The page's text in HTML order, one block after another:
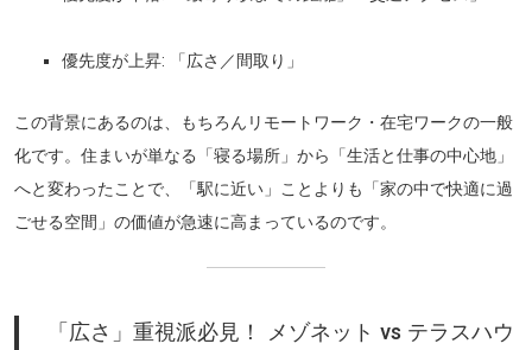
優先度が上昇: 「広さ／間取り」
この背景にあるのは、もちろん リモートワーク・在宅ワークの一般
化です。住まいが単なる「寝る場所」から「生活と仕事の中心地」
へと変わったことで、「駅に近い」ことよりも「家の中で快適に過
ごせる空間」の価値が急速に高まっているのです。
「広さ」重視派必見！ メゾネット vs テラスハウ